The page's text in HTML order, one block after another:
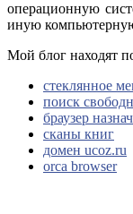
операционную
иную
Мой блог находят
стеклянное
поиск
браузер
сканы книг
домен ucoz.ru
orca browser